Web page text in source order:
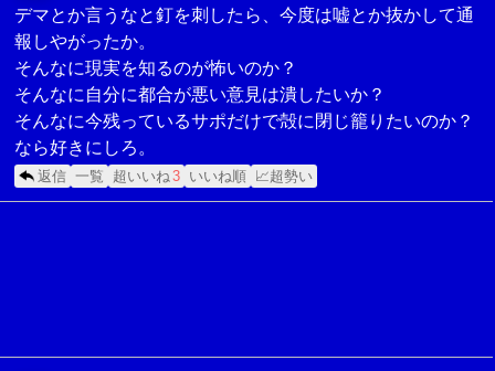
デマとか言うなと釘を刺したら、今度は嘘とか抜かして通
報しやがったか。
そんなに現実を知るのが怖いのか？
そんなに自分に都合が悪い意見は潰したいか？
そんなに今残っているサポだけで殻に閉じ籠りたいのか？
なら好きにしろ。
返信 一覧 超いいね3 いいね順 📈超勢い